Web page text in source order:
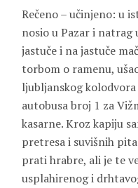
Rečeno – učinjeno: u
nosio u Pazar i natrag
jastuče i na jastuče
torbom o ramenu,
ljubljanskog
autobusa broj 1 za
kasarne. Kroz kapiju
pretresa i suvišnih
prati hrabre, ali je te
usplahirenog i